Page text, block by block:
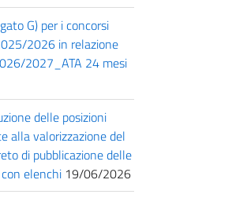
G) per i concorsi
2026 in relazione
2027_ATA 24 mesi
delle posizioni
alla valorizzazione del
di pubblicazione delle
elenchi 19/06/2026